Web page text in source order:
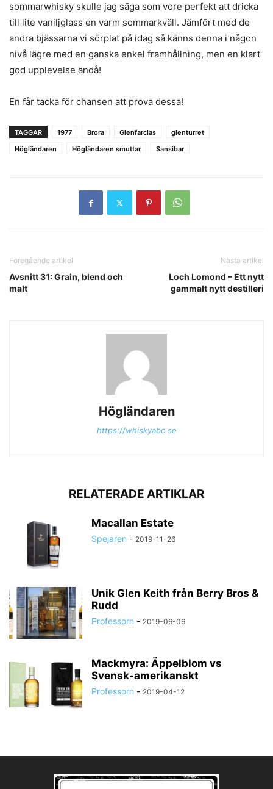
sommarwhisky skulle jag säga som vore perfekt att dricka
till lite vaniljglass en varm sommarkväll. Jämfört med de
andra bjässarna vi sörplat på idag så känns denna i någon
nivå lägre med en ganska enkel framhållning, men en klart
god upplevelse ändå!
En får tacka för chansen att prova dessa!
TAGGAR 1977 Brora Glenfarclas
glenturret
Högländaren
Högländaren smuttar Sansibar
Föregående artikel
Avsnitt 31: Grain, blend och
malt
Nästa artikel
Loch Lomond – Ett nytt
gammalt nytt destilleri
Högländaren
https://whiskyabc.se
RELATERADE ARTIKLAR
Macallan Estate
Spejaren - 2019-11-26
Unik Glen Keith från Berry Bros &
Rudd
Professorn - 2019-06-06
Mackmyra: Äppelblom vs
Svensk-amerikanskt
Professorn - 2019-04-12